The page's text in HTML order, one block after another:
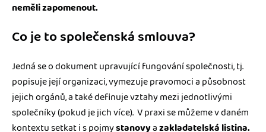
neměli zapomenout.
Co je to společenská smlouva?
Jedná se o dokument upravující fungování společnosti, tj.
popisuje její organizaci, vymezuje pravomoci a působnost
jejich orgánů, a také definuje vztahy mezi jednotlivými
společníky (pokud je jich více). V praxi se můžeme v daném
kontextu setkat i s pojmystanovyazakladatelská listina.